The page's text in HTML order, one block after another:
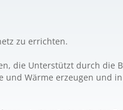
zu errichten.
die Unterstützt durch die
und Wärme erzeugen und